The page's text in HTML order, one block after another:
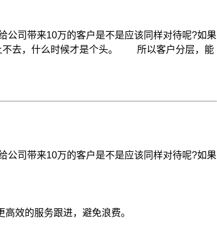
司带来10万的客户是不是应该同样对待呢?如果
不去，什么时候才是个头。 所以客户分层，能
司带来10万的客户是不是应该同样对待呢?如果
效的服务跟进，避免浪费。